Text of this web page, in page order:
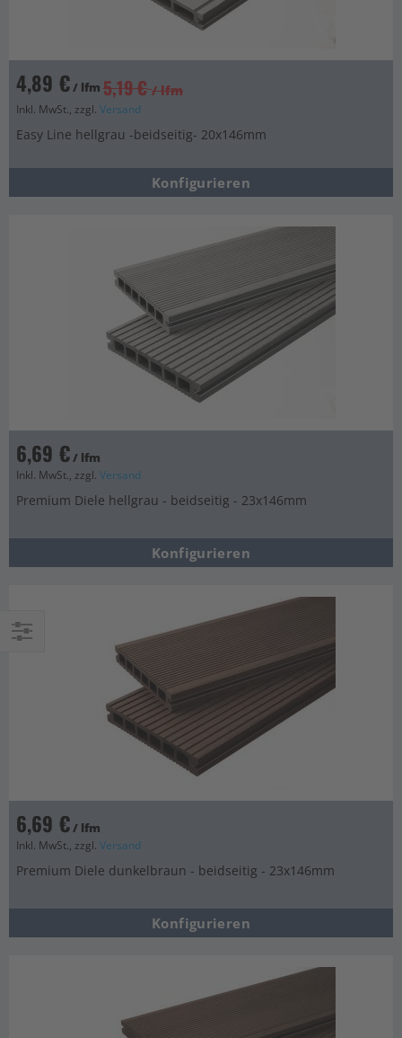
4,89 €/ lfm 5,19 € / lfm
Inkl. MwSt., zzgl. Versand
Easy Line hellgrau -beidseitig- 20x146mm
Konfigurieren
6,69 €/ lfm
Inkl. MwSt., zzgl. Versand
Premium Diele hellgrau - beidseitig - 23x146mm
Konfigurieren
6,69 €/ lfm
Inkl. MwSt., zzgl. Versand
Premium Diele dunkelbraun - beidseitig - 23x146mm
Konfigurieren
Einkaufsoptionen